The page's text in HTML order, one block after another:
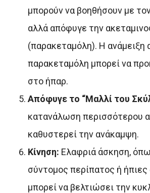
μπορούν να βοηθήσουν με
αλλά απόφυγε την
(παρακεταμόλη). Η ανάμειξη
παρακεταμόλη μπορεί να
στο ήπαρ.
Απόφυγε το “Μαλλί του
κατανάλωση περισσότερου
καθυστερεί την ανάκαμψη.
Κίνηση: Ελαφριά άσκηση,
σύντομος περίπατος ή ήπιες
μπορεί να βελτιώσει την